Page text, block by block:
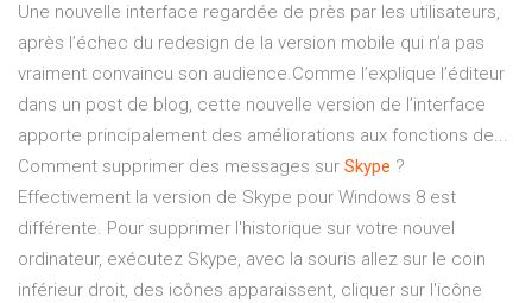
Une nouvelle interface regardée de près par les utilisateurs,
après l’échec du redesign de la version mobile qui n’a pas
vraiment convaincu son audience.Comme l’explique l’éditeur
dans un post de blog, cette nouvelle version de l’interface
apporte principalement des améliorations aux fonctions de...
Comment supprimer des messages sur Skype ?
Effectivement la version de Skype pour Windows 8 est
différente. Pour supprimer l'historique sur votre nouvel
ordinateur, exécutez Skype, avec la souris allez sur le coin
inférieur droit, des icônes apparaissent, cliquer sur l'icône